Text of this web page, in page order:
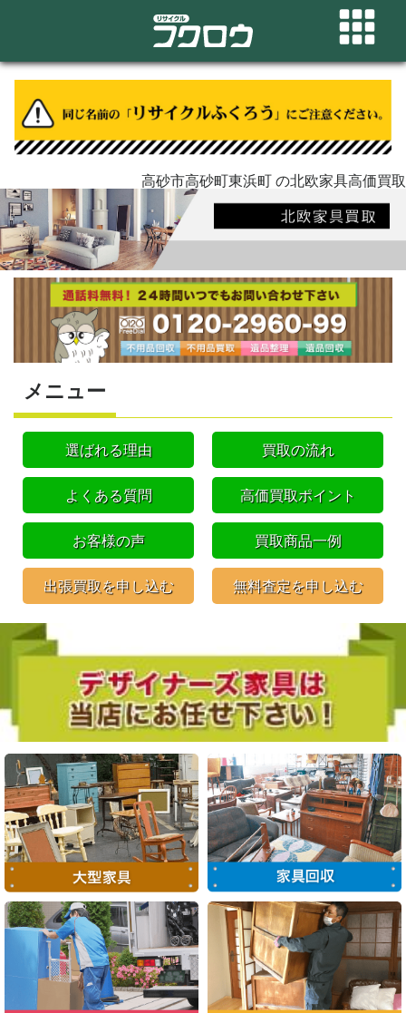
高砂市高砂町東浜町 の北欧家具高価買取
メニュー
選ばれる理由 買取の流れ
よくある質問 高価買取ポイント
お客様の声 買取商品一例
出張買取を申し込む 無料査定を申し込む